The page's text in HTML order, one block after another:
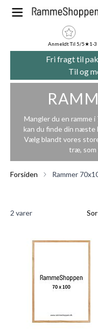
Skip to Content
Anmeldt Til 5/5★1-
Fri fragt til
Til og
Mangler du en ramme
kan du finde din næste
Vælg blandt vores
træ, som
Forsiden Rammer
2 varer